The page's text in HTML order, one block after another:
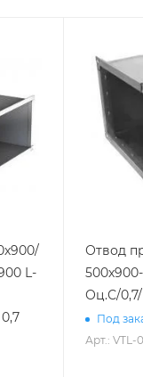
L-
Отвод
Оц.С/
Под
Арт.: VTL-